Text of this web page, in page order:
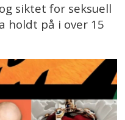
siktet for seksuell
holdt på i over 15